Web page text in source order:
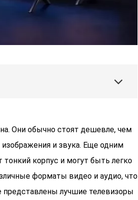
Они обычно стоят дешевле, чем
и звука. Еще одним
корпус и могут быть легко
форматы видео и аудио, что
лучшие телевизоры